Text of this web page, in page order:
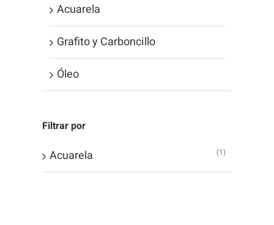
Acuarela
Grafito y Carboncillo
Óleo
Filtrar por
Acuarela (1)